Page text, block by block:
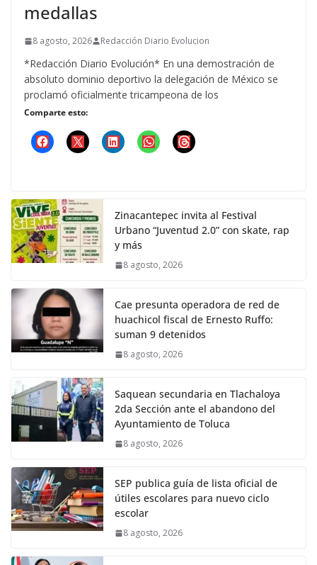
medallas
8 agosto, 2026 Redacción Diario Evolucion
*Redacción Diario Evolución* En una demostración de
absoluto dominio deportivo la delegación de México se
proclamó oficialmente tricampeona de los
Comparte esto:
Zinacantepec invita al Festival
Urbano “Juventud 2.0” con skate, rap
y más
8 agosto, 2026
Cae presunta operadora de red de
huachicol fiscal de Ernesto Ruffo:
suman 9 detenidos
8 agosto, 2026
Saquean secundaria en Tlachaloya
2da Sección ante el abandono del
Ayuntamiento de Toluca
8 agosto, 2026
SEP publica guía de lista oficial de
útiles escolares para nuevo ciclo
escolar
8 agosto, 2026